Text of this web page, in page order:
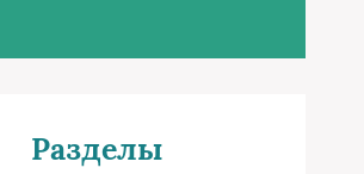
Разделы